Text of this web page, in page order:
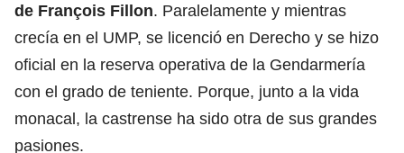
de François Fillon. Paralelamente y mientras
crecía en el UMP, se licenció en Derecho y se hizo
oficial en la reserva operativa de la Gendarmería
con el grado de teniente. Porque, junto a la vida
monacal, la castrense ha sido otra de sus grandes
pasiones.